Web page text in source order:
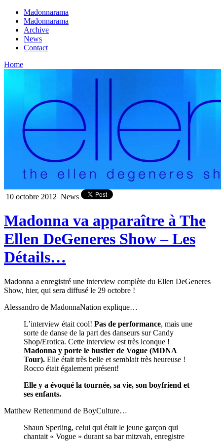
Madonnarama
Madonnarama
Archive
News
Contact
Home
10 octobre 2012 News
Madonna va apparaître à The
Ellen DeGeneres Show – Les
Détails…
Madonna a enregistré une interview complète du Ellen DeGeneres
Show, hier, qui sera diffusé le 29 octobre !
Alessandro de MadonnaNation explique…
L’interview était cool! Pas de performance, mais une
sorte de danse de la part des danseurs sur Candy
Shop/Erotica. Cette interview est très iconque !
Madonna y porte le bustier de Vogue (MDNA
Tour). Elle était très belle et semblait très heureuse !
Rocco était également présent!
Elle y a évoqué la tournée, sa vie, son boyfriend et
ses enfants.
Matthew Rettenmund de BoyCulture…
Shaun Sperling, celui qui était le jeune garçon qui
chantait « Vogue » durant sa bar mitzvah, enregistre